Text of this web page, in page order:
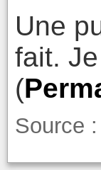
Une
fait.
(
Source :